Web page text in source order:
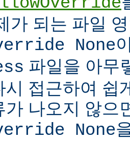
가 되는 파일
None
파일을 아무
시 접근하여 쉽
가 나오지 않으
None